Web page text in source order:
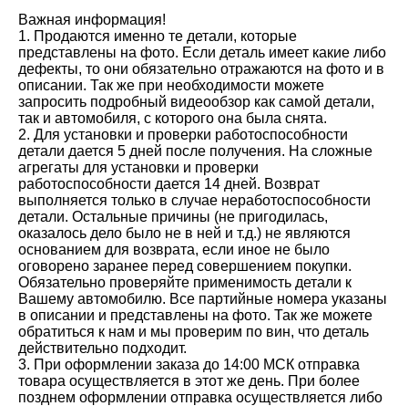
Важная информация!
1. Продаются именно те детали, которые
представлены на фото. Если деталь имеет какие либо
дефекты, то они обязательно отражаются на фото и в
описании. Так же при необходимости можете
запросить подробный видеообзор как самой детали,
так и автомобиля, с которого она была снята.
2. Для установки и проверки работоспособности
детали дается 5 дней после получения. На сложные
агрегаты для установки и проверки
работоспособности дается 14 дней. Возврат
выполняется только в случае неработоспособности
детали. Остальные причины (не пригодилась,
оказалось дело было не в ней и т.д.) не являются
основанием для возврата, если иное не было
оговорено заранее перед совершением покупки.
Обязательно проверяйте применимость детали к
Вашему автомобилю. Все партийные номера указаны
в описании и представлены на фото. Так же можете
обратиться к нам и мы проверим по вин, что деталь
действительно подходит.
3. При оформлении заказа до 14:00 МСК отправка
товара осуществляется в этот же день. При более
позднем оформлении отправка осуществляется либо